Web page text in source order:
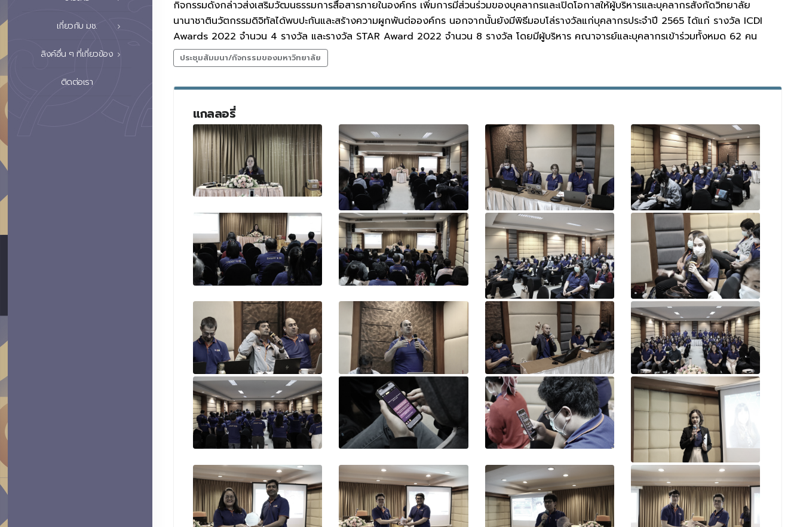
เกี่ยวกับ มช.
ลิงค์อื่น ๆ ที่เกี่ยวข้อง
ติดต่อเรา
กิจกรรมดังกล่าวส่งเสริมวัฒนธรรมการสื่อสารภายในองค์กร เพิ่มการมีส่วนร่วมของบุคลากรและเปิดโอกาสให้ผู้บริหารและบุคลากรสังกัดวิทยาลัย
นานาชาตินวัตกรรมดิจิทัลได้พบปะกันและสร้างความผูกพันต่อองค์กร นอกจากนั้นยังมีพิธีมอบโล่รางวัลแก่บุคลากรประจำปี 2565 ได้แก่ รางวัล ICDI
Awards 2022 จำนวน 4 รางวัล และรางวัล STAR Award 2022 จำนวน 8 รางวัล โดยมีผู้บริหาร คณาจารย์และบุคลากรเข้าร่วมทั้งหมด 62 คน
ประชุมสัมมนา/กิจกรรมของมหาวิทยาลัย
แกลลอรี่